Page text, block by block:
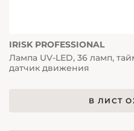
IRISK PROFESSIONAL
Лампа UV-LED, 36 ламп,
датчик движения
В ЛИСТ